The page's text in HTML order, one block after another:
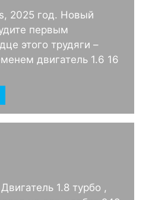
2025 год. Новый
первым
этого трудяги –
двигатель 1.6 16
1.8 турбо ,